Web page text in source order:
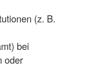
(z. B.
bei
oder